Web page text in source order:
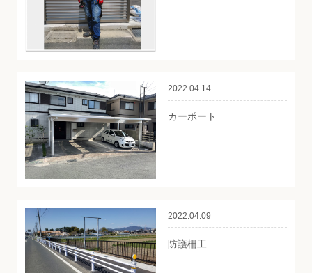
2022.04.14
カーポート
2022.04.09
防護柵工